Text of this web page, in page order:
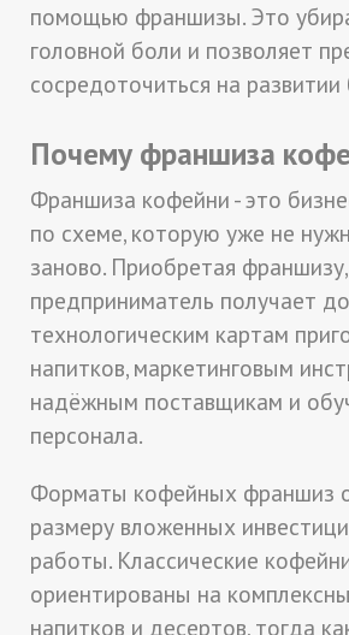
помощью франшизы. Это
головной боли и позволяет
сосредоточиться на развитии
Почему франшиза
Франшиза кофейни - это
по схеме, которую уже не
заново. Приобретая франшизу,
предприниматель получает
технологическим картам
напитков, маркетинговым
надёжным поставщикам и
персонала.
Форматы кофейных франшиз
размеру вложенных
работы. Классические
ориентированы на
напитков и десертов, тогда